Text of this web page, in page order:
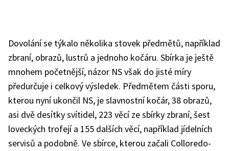
Dovolání se týkalo několika stovek předmětů, například
zbraní, obrazů, lustrů a jednoho kočáru. Sbírka je ještě
mnohem početnější, názor NS však do jisté míry
předurčuje i celkový výsledek. Předmětem části sporu,
kterou nyní ukončil NS, je slavnostní kočár, 38 obrazů,
asi dvě desítky svítidel, 223 věcí ze sbírky zbraní, šest
loveckých trofejí a 155 dalších věcí, například jídelních
servisů a podobně. Ve sbírce, kterou začali Colloredo-